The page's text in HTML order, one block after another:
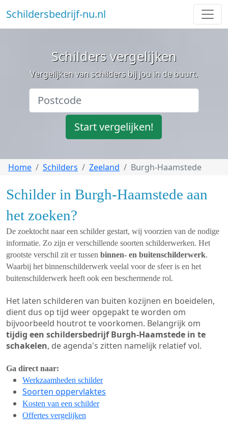
Schildersbedrijf-nu.nl
Schilders vergelijken
Vergelijken van schilders bij jou in de buurt.
Start vergelijken!
Home Schilders Zeeland Burgh-Haamstede
Schilder in Burgh-Haamstede aan
het zoeken?
De zoektocht naar een schilder gestart, wij voorzien van de nodige
informatie. Zo zijn er verschillende soorten schilderwerken. Het
grootste verschil zit er tussen binnen- en buitenschilderwerk.
Waarbij het binnenschilderwerk veelal voor de sfeer is en het
buitenschilderwerk heeft ook een beschermende rol.
Het laten schilderen van buiten kozijnen en boeidelen,
dient dus op tijd weer opgepakt te worden om
bijvoorbeeld houtrot te voorkomen. Belangrijk om
tijdig een schildersbedrijf Burgh-Haamstede in te
schakelen, de agenda's zitten namelijk relatief vol.
Ga direct naar:
Werkzaamheden schilder
Soorten oppervlaktes
Kosten van een schilder
Offertes vergelijken